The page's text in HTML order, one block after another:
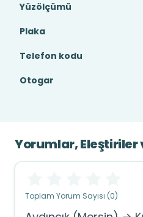
Yüzölçümü
Plaka
Telefon kodu
Otogar
Yorumlar, Eleştiriler
Toplam Yorum Sayısı (0)